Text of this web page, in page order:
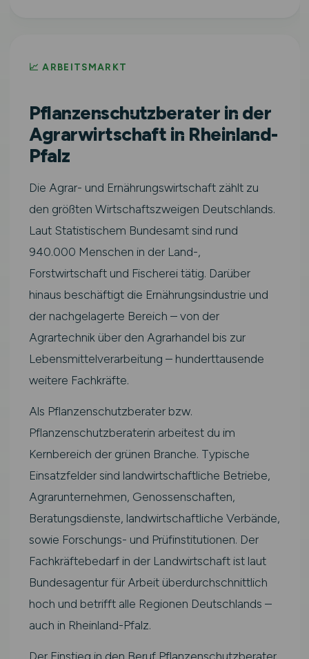
📈 ARBEITSMARKT
Pflanzenschutzberater in der
Agrarwirtschaft in Rheinland-
Pfalz
Die Agrar- und Ernährungswirtschaft zählt zu
den größten Wirtschaftszweigen Deutschlands.
Laut Statistischem Bundesamt sind rund
940.000 Menschen in der Land-,
Forstwirtschaft und Fischerei tätig. Darüber
hinaus beschäftigt die Ernährungsindustrie und
der nachgelagerte Bereich – von der
Agrartechnik über den Agrarhandel bis zur
Lebensmittelverarbeitung – hunderttausende
weitere Fachkräfte.
Als Pflanzenschutzberater bzw.
Pflanzenschutzberaterin arbeitest du im
Kernbereich der grünen Branche. Typische
Einsatzfelder sind landwirtschaftliche Betriebe,
Agrarunternehmen, Genossenschaften,
Beratungsdienste, landwirtschaftliche Verbände,
sowie Forschungs- und Prüfinstitutionen. Der
Fachkräftebedarf in der Landwirtschaft ist laut
Bundesagentur für Arbeit überdurchschnittlich
hoch und betrifft alle Regionen Deutschlands –
auch in Rheinland-Pfalz.
Der Einstieg in den Beruf Pflanzenschutzberater